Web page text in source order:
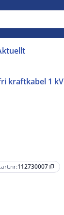
kraftkabel 1 kV
112730007 content_copy